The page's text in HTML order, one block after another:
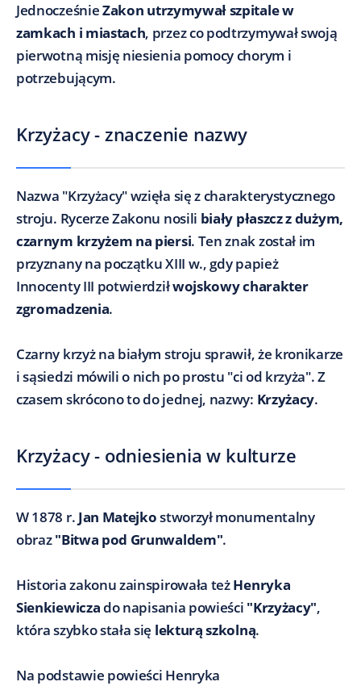
JednocześnieZakon utrzymywał szpitale w
zamkach i miastach, przez co podtrzymywał swoją
pierwotną misję niesienia pomocy chorym i
potrzebującym.
Krzyżacy - znaczenie nazwy
Nazwa "Krzyżacy" wzięła się z charakterystycznego
stroju. Rycerze Zakonu nosili biały płaszcz z dużym,
czarnym krzyżem na piersi. Ten znak został im
przyznany na początku XIII w., gdy papież
Innocenty III potwierdziłwojskowy charakter
zgromadzenia.
Czarny krzyż na białym stroju sprawił, że kronikarze
i sąsiedzi mówili o nich po prostu "ci od krzyża". Z
czasem skrócono to do jednej, nazwy: Krzyżacy.
Krzyżacy - odniesienia w kulturze
W 1878 r. Jan Matejkostworzył monumentalny
obraz"Bitwa pod Grunwaldem".
Historia zakonu zainspirowała teżHenryka
Sienkiewiczado napisania powieści "Krzyżacy",
która szybko stała się lekturą szkolną.
Na podstawie powieści Henryka